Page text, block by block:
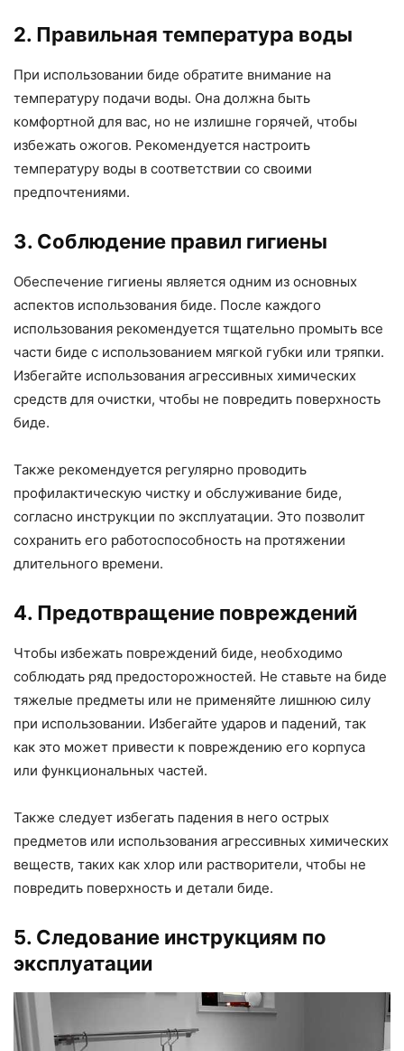
2. Правильная температура воды
При использовании биде обратите внимание на
температуру подачи воды. Она должна быть
комфортной для вас, но не излишне горячей, чтобы
избежать ожогов. Рекомендуется настроить
температуру воды в соответствии со своими
предпочтениями.
3. Соблюдение правил гигиены
Обеспечение гигиены является одним из основных
аспектов использования биде. После каждого
использования рекомендуется тщательно промыть все
части биде с использованием мягкой губки или тряпки.
Избегайте использования агрессивных химических
средств для очистки, чтобы не повредить поверхность
биде.
Также рекомендуется регулярно проводить
профилактическую чистку и обслуживание биде,
согласно инструкции по эксплуатации. Это позволит
сохранить его работоспособность на протяжении
длительного времени.
4. Предотвращение повреждений
Чтобы избежать повреждений биде, необходимо
соблюдать ряд предосторожностей. Не ставьте на биде
тяжелые предметы или не применяйте лишнюю силу
при использовании. Избегайте ударов и падений, так
как это может привести к повреждению его корпуса
или функциональных частей.
Также следует избегать падения в него острых
предметов или использования агрессивных химических
веществ, таких как хлор или растворители, чтобы не
повредить поверхность и детали биде.
5. Следование инструкциям по
эксплуатации